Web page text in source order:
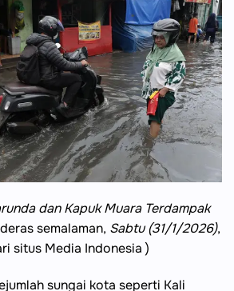
dan Kapuk Muara Terdampak
semalaman, Sabtu (31/1/2026),
situs Media Indonesia )
sungai kota seperti Kali